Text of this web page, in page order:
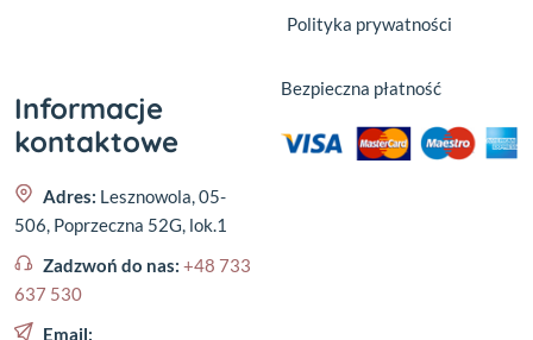
Polityka prywatności
Informacje
kontaktowe
Adres: Lesznowola, 05-
506, Poprzeczna 52G, lok.1
Zadzwoń do nas: +48 733
637 530
Email:
Bezpieczna płatność